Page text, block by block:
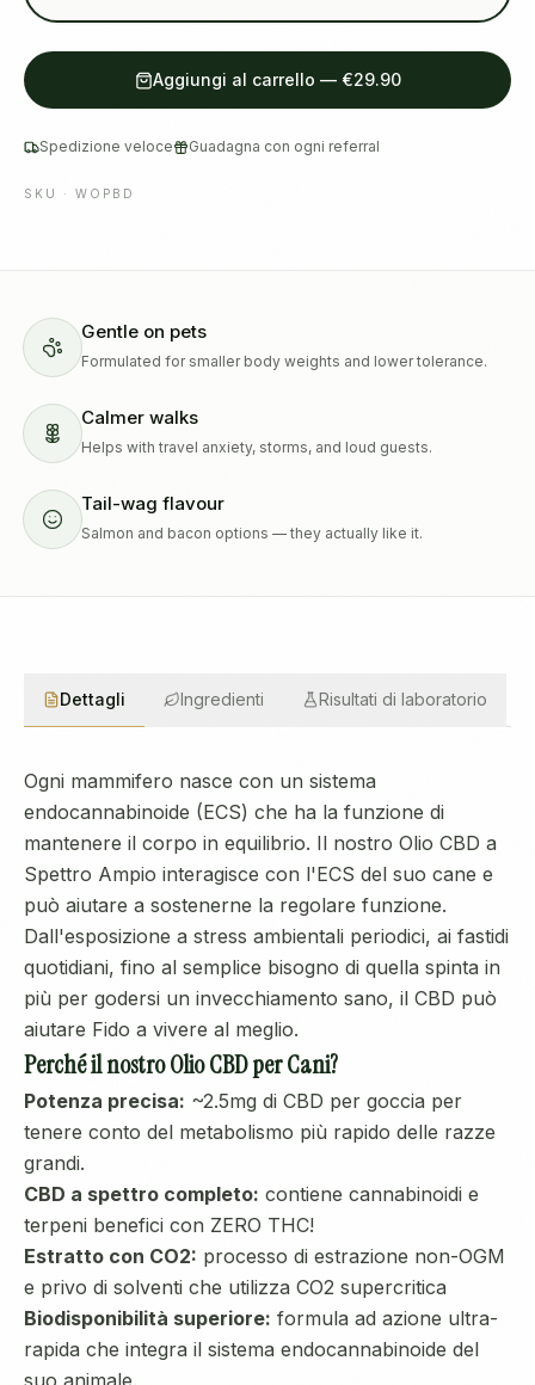
Aggiungi al carrello — €29.90
Spedizione veloce Guadagna con ogni referral
SKU · WOPBD
Gentle on pets
Formulated for smaller body weights and lower tolerance.
Calmer walks
Helps with travel anxiety, storms, and loud guests.
Tail-wag flavour
Salmon and bacon options — they actually like it.
Dettagli Ingredienti Risultati di laboratorio
Ogni mammifero nasce con un sistema
endocannabinoide (ECS) che ha la funzione di
mantenere il corpo in equilibrio. Il nostro Olio CBD a
Spettro Ampio interagisce con l'ECS del suo cane e
può aiutare a sostenerne la regolare funzione.
Dall'esposizione a stress ambientali periodici, ai fastidi
quotidiani, fino al semplice bisogno di quella spinta in
più per godersi un invecchiamento sano, il CBD può
aiutare Fido a vivere al meglio.
Perché il nostro Olio CBD per Cani?
Potenza precisa: ~2.5mg di CBD per goccia per
tenere conto del metabolismo più rapido delle razze
grandi.
CBD a spettro completo: contiene cannabinoidi e
terpeni benefici con ZERO THC!
Estratto con CO2: processo di estrazione non-OGM
e privo di solventi che utilizza CO2 supercritica
Biodisponibilità superiore: formula ad azione ultra-
rapida che integra il sistema endocannabinoide del
suo animale.